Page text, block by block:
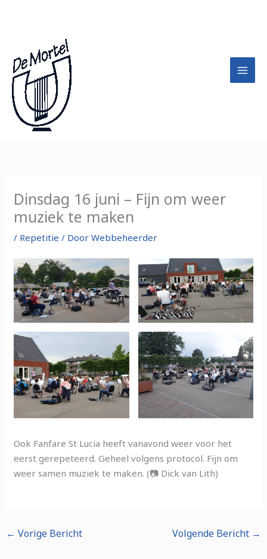
Dinsdag 16 juni – Fijn om weer
muziek te maken
/ Repetitie / DoorWebbeheerder
Ook Fanfare St Lucia heeft vanavond weer voor het
eerst gerepeteerd. Geheel volgens protocol. Fijn om
weer samen muziek te maken. (📷 Dick van Lith)
← Vorige Bericht Volgende Bericht →
h
i
e
f